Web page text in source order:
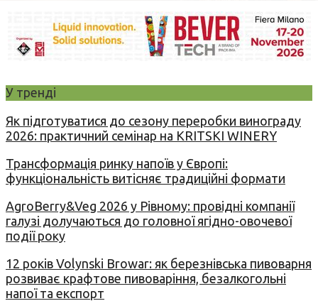
У тренді
Як підготуватися до сезону переробки винограду
2026: практичний семінар на KRITSKI WINERY
Трансформація ринку напоїв у Європі:
функціональність витісняє традиційні формати
AgroBerry&Veg 2026 у Рівному: провідні компанії
галузі долучаються до головної ягідно-овочевої
події року
12 років Volynski Browar: як березнівська пивоварня
розвиває крафтове пивоваріння, безалкогольні
напої та експорт